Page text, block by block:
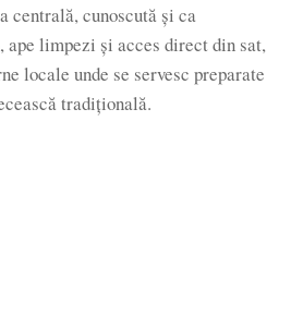
cunoscută şi ca
limpezi şi acces direct din sat,
locale unde se servesc preparate
tradiţională.